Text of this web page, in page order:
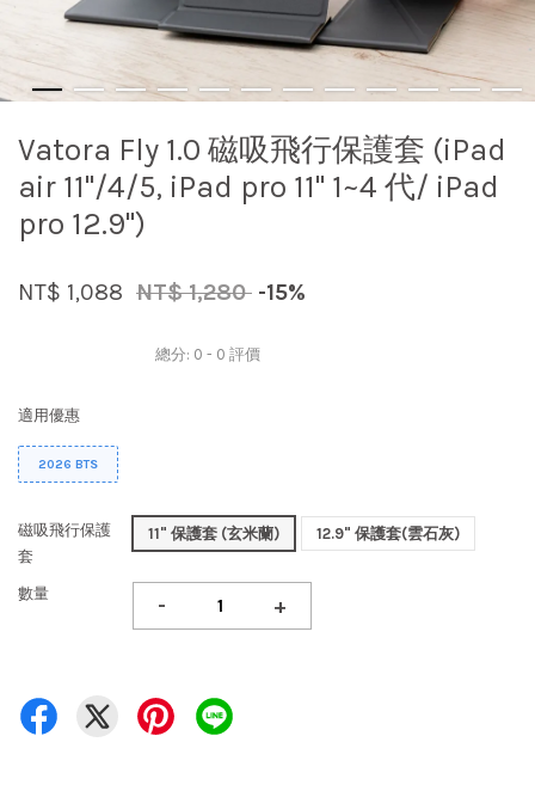
Vatora Fly 1.0 磁吸飛行保護套 (iPad
air 11"/4/5, iPad pro 11" 1~4 代/ iPad
pro 12.9")
NT$ 1,088 NT$ 1,280 -15%
總分: 0 - 0 評價
適用優惠
2026 BTS
磁吸飛行保護
套
11" 保護套 (玄米蘭) 12.9" 保護套(雲石灰)
數量 - +